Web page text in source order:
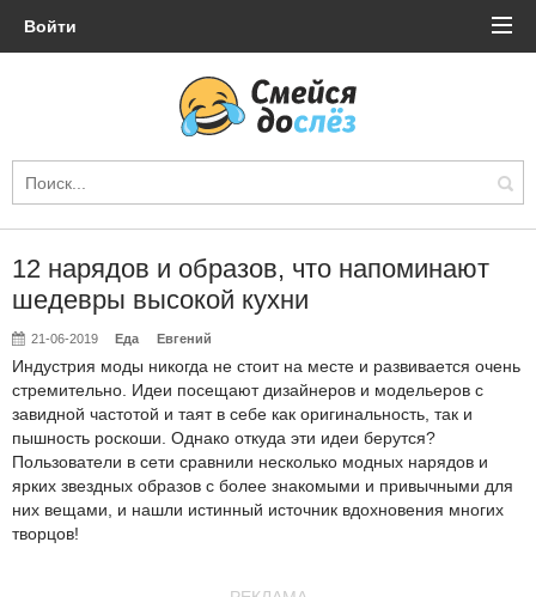
Войти
12 нарядов и образов, что напоминают
шедевры высокой кухни
21-06-2019 Еда Евгений
Индустрия моды никогда не стоит на месте и развивается очень
стремительно. Идеи посещают дизайнеров и модельеров с
завидной частотой и таят в себе как оригинальность, так и
пышность роскоши. Однако откуда эти идеи берутся?
Пользователи в сети сравнили несколько модных нарядов и
ярких звездных образов с более знакомыми и привычными для
них вещами, и нашли истинный источник вдохновения многих
творцов!